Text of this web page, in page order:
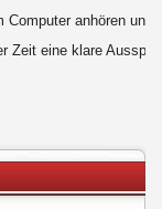
anhören und
Zeit eine klare